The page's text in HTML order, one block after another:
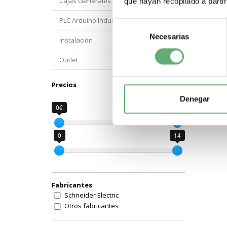
Selección
consentimiento
Necesarias
Denegar
Placas
PLC Arduino Industrial
Instalación
Outlet
Precios
0€
0 14
Fabricantes
Schneider Electric
Otros fabricantes